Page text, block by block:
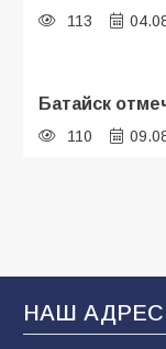
113
Батайск
110
НАШ АДРЕС